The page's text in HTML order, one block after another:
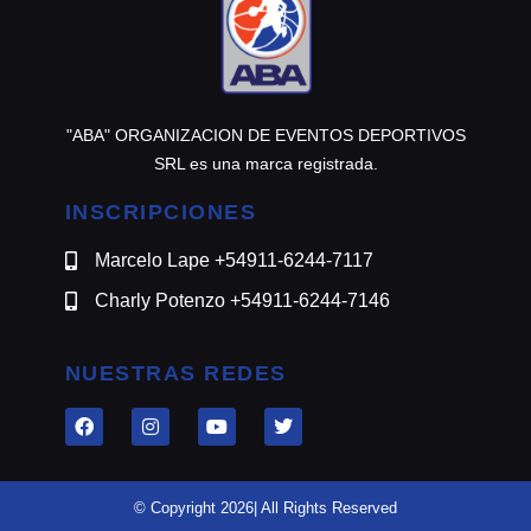
"ABA" ORGANIZACION DE EVENTOS DEPORTIVOS
SRL es una marca registrada.
INSCRIPCIONES
Marcelo Lape +54911-6244-7117
Charly Potenzo +54911-6244-7146
NUESTRAS REDES
© Copyright 2026| All Rights Reserved